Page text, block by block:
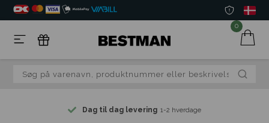
0
Dag til dag levering 1-2 hverdage